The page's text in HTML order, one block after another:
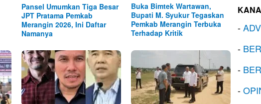
Pansel Umumkan Tiga Besar
JPT Pratama Pemkab
Merangin 2026, Ini Daftar
Namanya
Buka Bimtek Wartawan,
Bupati M. Syukur Tegaskan
Pemkab Merangin Terbuka
Terhadap Kritik
-
-
-
-